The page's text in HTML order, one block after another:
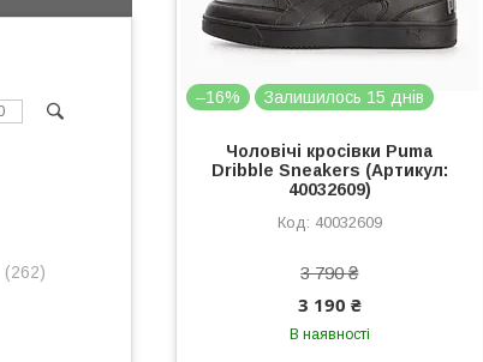
–16% Залишилось 15 днів
Чоловічі кросівки Puma
Dribble Sneakers (Артикул:
40032609)
40032609
3 790 ₴
3 190 ₴
В наявності
262